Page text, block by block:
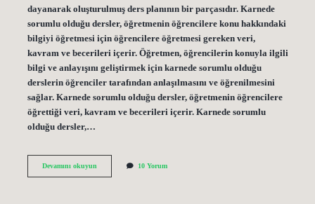
dayanarak oluşturulmuş ders planının bir parçasıdır. Karnede
sorumlu olduğu dersler, öğretmenin öğrencilere konu hakkındaki
bilgiyi öğretmesi için öğrencilere öğretmesi gereken veri,
kavram ve becerileri içerir. Öğretmen, öğrencilerin konuyla ilgili
bilgi ve anlayışını geliştirmek için karnede sorumlu olduğu
derslerin öğrenciler tarafından anlaşılmasını ve öğrenilmesini
sağlar. Karnede sorumlu olduğu dersler, öğretmenin öğrencilere
öğrettiği veri, kavram ve becerileri içerir. Karnede sorumlu
olduğu dersler,…
Devamını okuyunKarnede
10 Yorum